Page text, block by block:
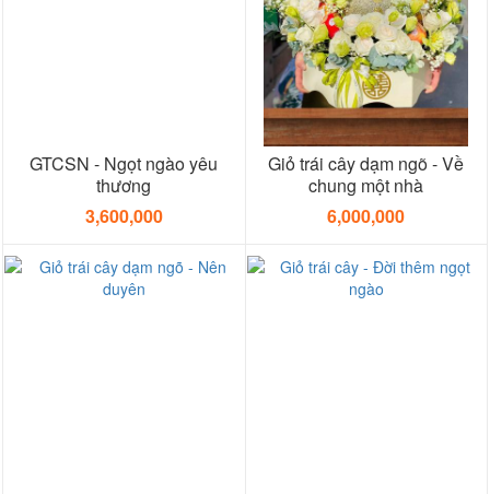
GTCSN - Ngọt ngào yêu
thương
3,600,000
Giỏ trái cây dạm ngõ - Về
chung một nhà
6,000,000